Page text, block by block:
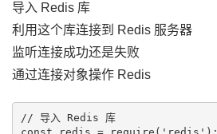
导入 Redis 库
利用这个库连接到 Redis 服务器
监听连接成功还是失败
通过连接对象操作 Redis
// 导入 Redis 库
const redis = require('redis');